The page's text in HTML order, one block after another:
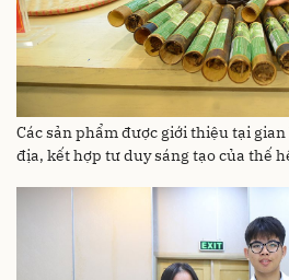
Các sản phẩm được giới thiệu tại
địa, kết hợp tư duy sáng tạo của thế